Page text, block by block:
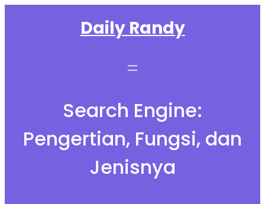
Daily Randy
Search Engine:
Pengertian, Fungsi, dan
Jenisnya